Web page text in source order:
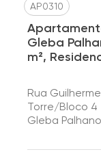
AP0310
Gleba
m²,
Rua
Torre/Bloco 4
Gleba